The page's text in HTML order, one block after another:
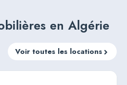
en Algérie
Voir toutes les locations